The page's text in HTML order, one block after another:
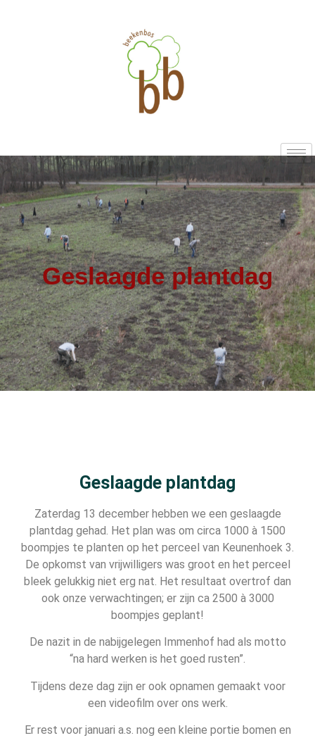
Geslaagde plantdag
Geslaagde plantdag
Zaterdag 13 december hebben we een geslaagde
plantdag gehad. Het plan was om circa 1000 à 1500
boompjes te planten op het perceel van Keunenhoek 3.
De opkomst van vrijwilligers was groot en het perceel
bleek gelukkig niet erg nat. Het resultaat overtrof dan
ook onze verwachtingen; er zijn ca 2500 à 3000
boompjes geplant!
De nazit in de nabijgelegen Immenhof had als motto
“na hard werken is het goed rusten”.
Tijdens deze dag zijn er ook opnamen gemaakt voor
een videofilm over ons werk.
Er rest voor januari a.s. nog een kleine portie bomen en